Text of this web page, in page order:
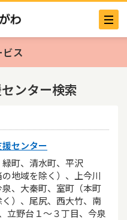
ス
ンター検索
センター
町、清水町、平沢
の地域を除く）、上今川
、大秦町、室町（本町
）、尾尻、西大竹、南
立野台１～３丁目、今泉